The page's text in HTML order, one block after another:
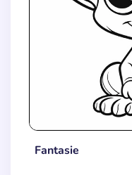
Fantasie